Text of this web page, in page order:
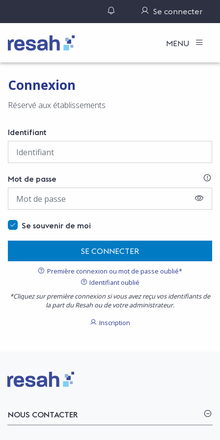
Gérer ses notifications
Se connecter
Logo Resah MENU
Connexion
Réservé aux établissements
Identifiant
Mot de passe
Se souvenir de moi
SE CONNECTER
Première connexion ou mot de passe oublié*
Identifiant oublié
*Cliquez sur première connexion si vous avez reçu vos identifiants de
la part du Resah ou de votre administrateur.
Inscription
Logo Resah
NOUS CONTACTER